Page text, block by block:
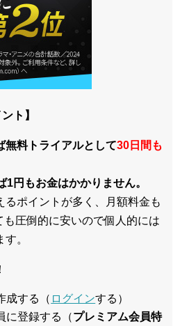
ト】
料トライアルとして30日間も
円もお金はかかりません。
ポイントが多く、月額料金も
圧倒的に安いので個人的には
。
成する（ ログインする）
に登録する（プレミアム会員特